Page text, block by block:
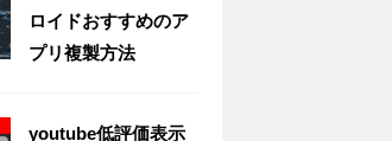
ロイドおすすめのア
プリ複製方法
youtube低評価表示